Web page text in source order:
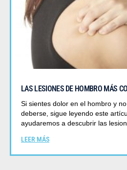
LAS LESIONES DE HOMBRO MÁS
Si sientes dolor en el hombro y
deberse, sigue leyendo este
ayudaremos a descubrir las
LEER MÁS